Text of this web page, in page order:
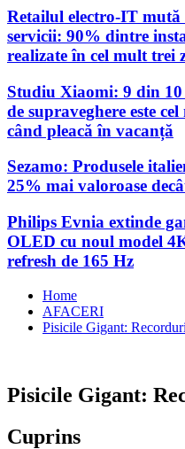
Retailul electro-IT
servicii: 90% dintre
realizate în cel mult trei
Studiu Xiaomi: 9 din
de supraveghere este
când pleacă în vacanță
Sezamo: Produsele
25% mai valoroase
Philips Evnia extinde
OLED cu noul model
refresh de 165 Hz
Home
AFACERI
Pisicile Gigant:
Pisicile Gigant:
Cuprins